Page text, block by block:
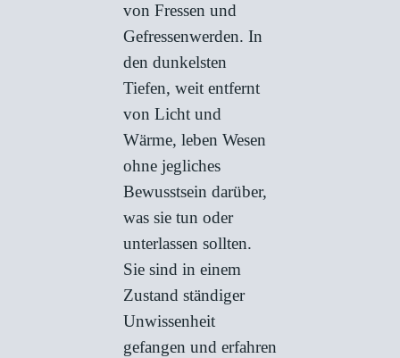
von Fressen und
Gefressenwerden. In
den dunkelsten
Tiefen, weit entfernt
von Licht und
Wärme, leben Wesen
ohne jegliches
Bewusstsein darüber,
was sie tun oder
unterlassen sollten.
Sie sind in einem
Zustand ständiger
Unwissenheit
gefangen und erfahren